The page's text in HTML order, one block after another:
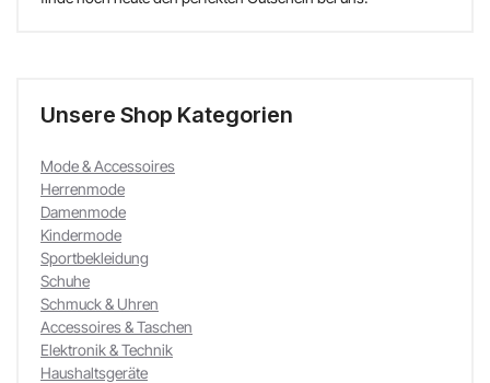
Unsere Shop Kategorien
Mode & Accessoires
Herrenmode
Damenmode
Kindermode
Sportbekleidung
Schuhe
Schmuck & Uhren
Accessoires & Taschen
Elektronik & Technik
Haushaltsgeräte